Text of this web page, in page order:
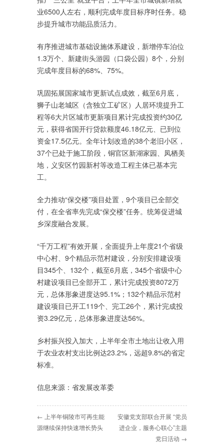
业6500人左右，顺利完成年度目标序时任务。稳
步提升城市功能品质活力。
有序推进城市基础设施体系建设，新增停车泊位
1.3万个、新建街头游园（口袋公园）8个，分别
完成年度目标的68%、75%。
巩固拓展国家城市更新试点成效，截至6月底，
狮子山老城区（含独立工矿区）人居环境提升工
程等6大片区城市更新项目累计完成投资约30亿
元，获得省国开行贷款额度46.18亿元、已到位
资金17.5亿元。全年计划改造的38个老旧小区，
37个已处于施工阶段，铜官区新湖家园、凤栖美
地，义安区竹园新村等改造工程主体已基本完
工。
全力推动“保交楼”项目处置，9个项目已全部交
付，在全省率先完成“保交楼”任务。统筹促进城
乡深度融合发展。
“千万工程”有效开展，全面提升上年度21个省级
中心村、9个精品示范村建设，分别安排建设项
目345个、132个，截至6月底，345个省级中心
村建设项目已全部开工，累计完成投资8072万
元，总体形象进度达95.1%；132个精品示范村
建设项目已开工119个、完工26个，累计完成投
资3.29亿元，总体形象进度达56%。
乡村振兴投入加大，上半年全市土地出让收入用
于农业农村支出比例达23.2%，远超9.8%的省定
标准。
信息来源：省发展改革委
← 上半年铜陵市可再生能
源继续保持快速增长势头
安徽党支部联合开展 “党员
进企业，服务心联心”主题
党日活动 →